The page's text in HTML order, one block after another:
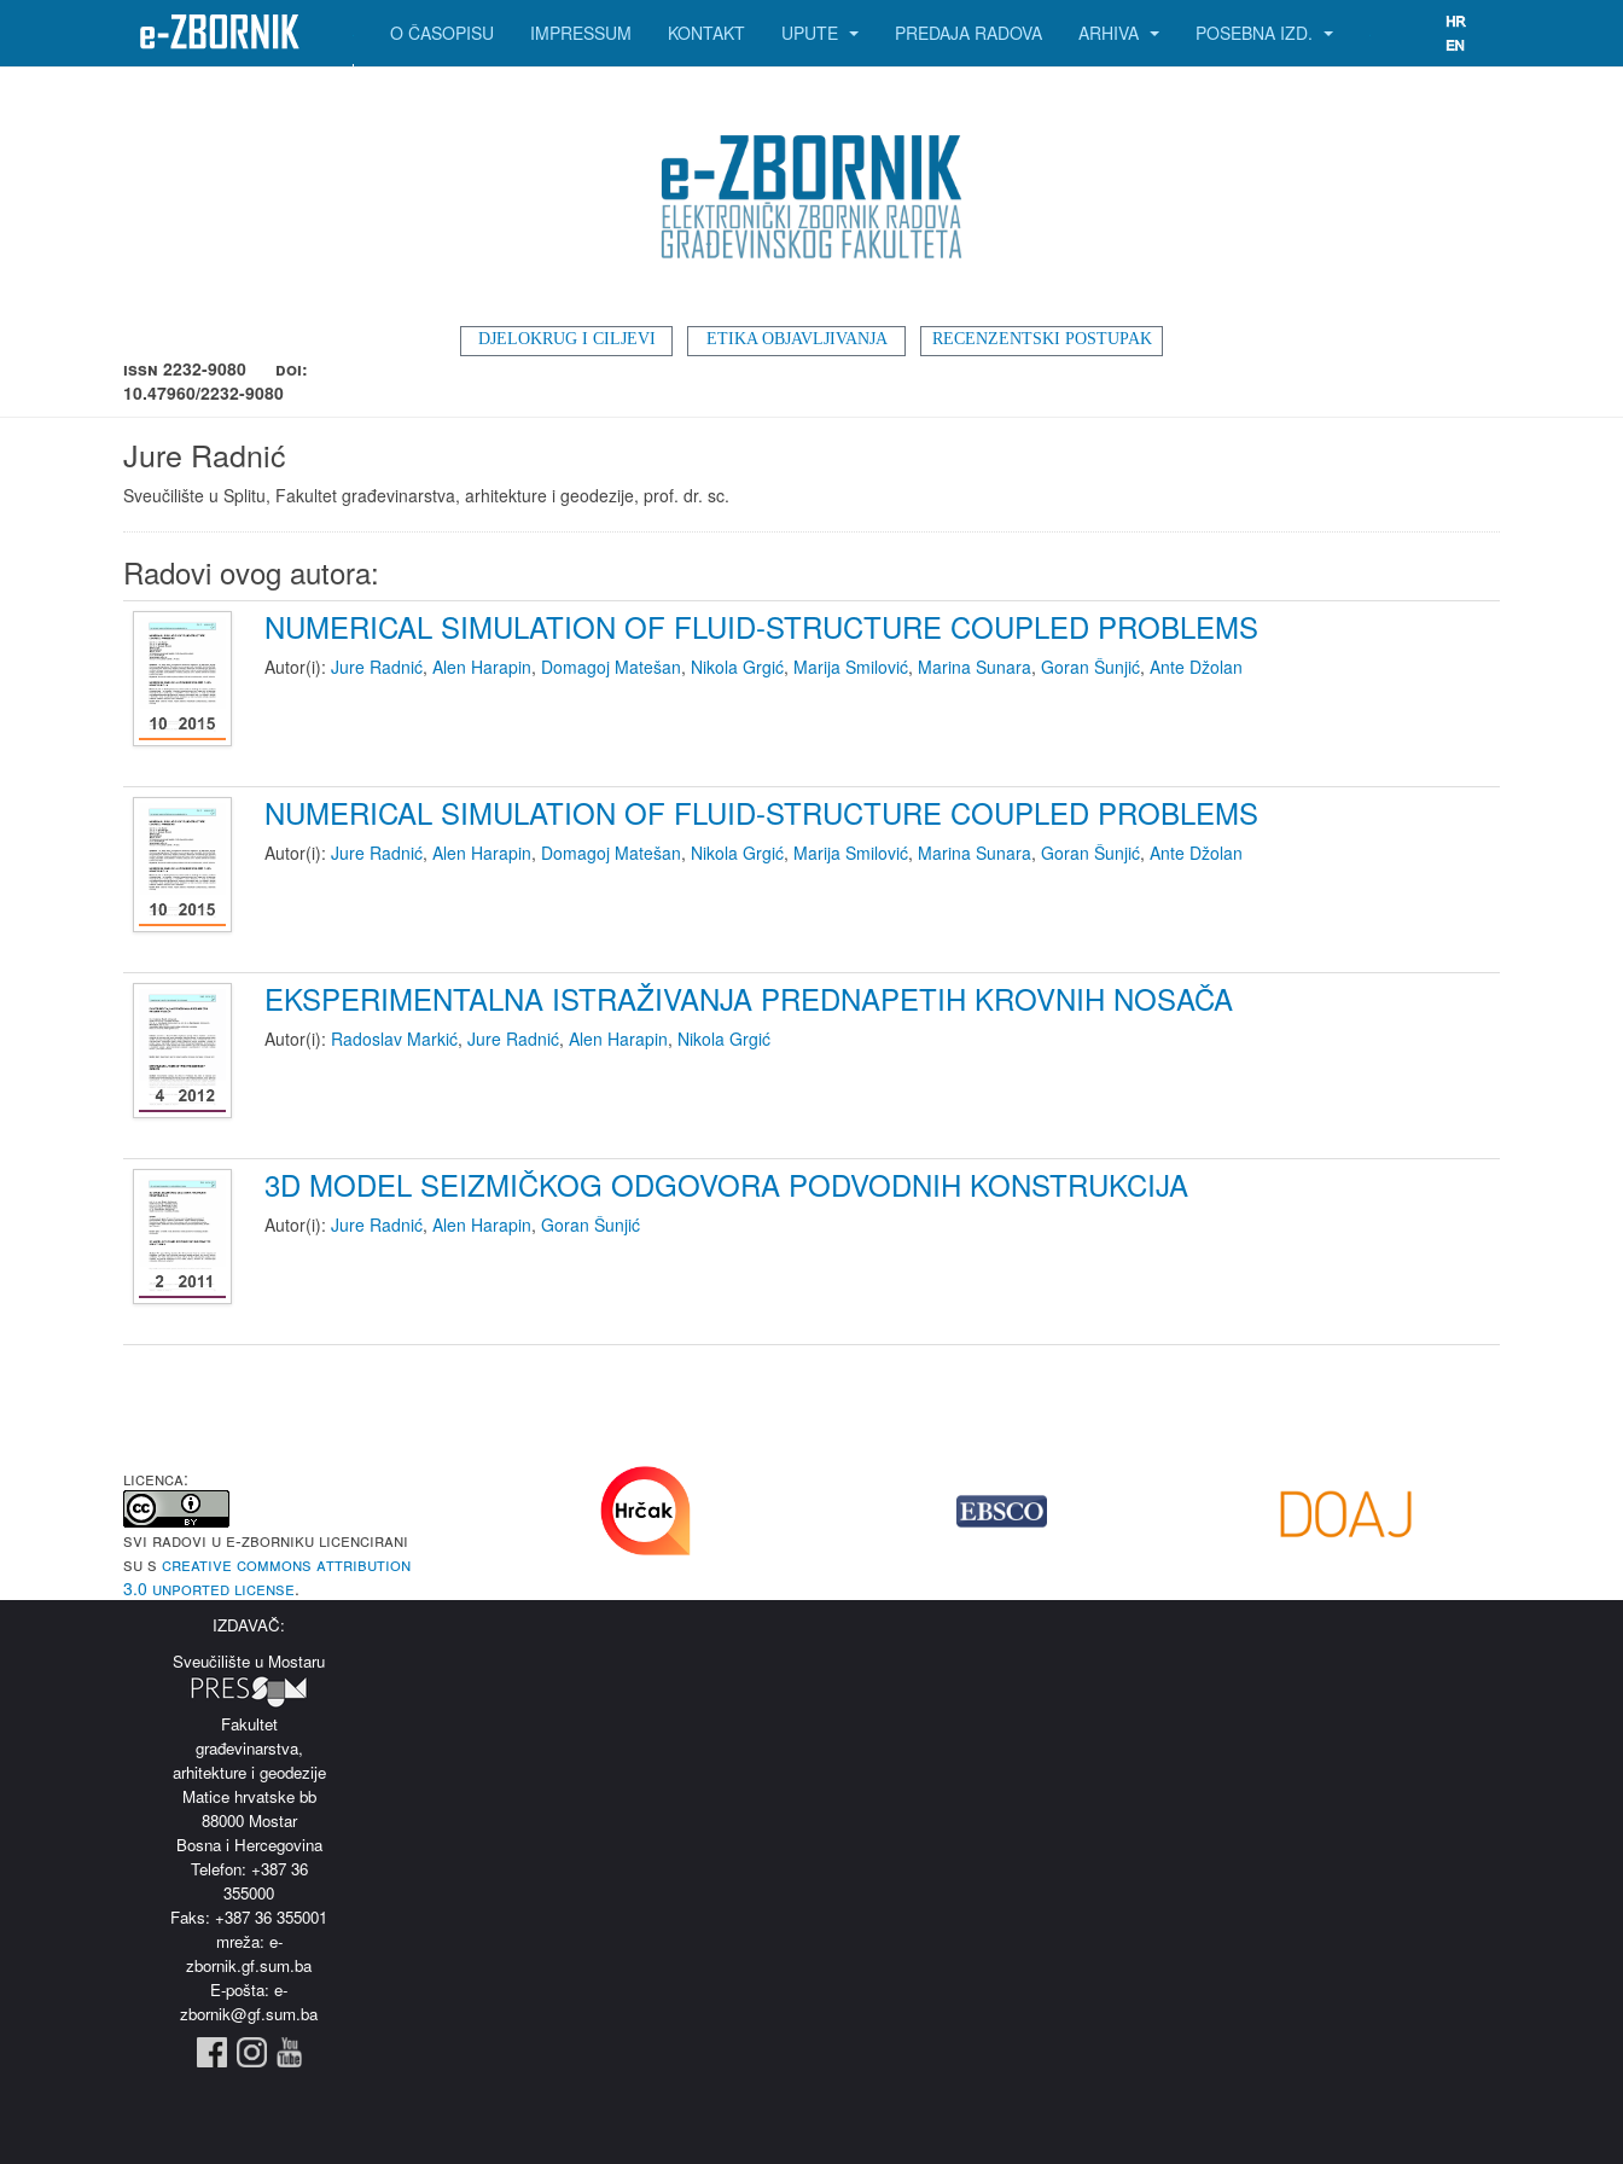
DJELOKRUG I CILJEVI ETIKA OBJAVLJIVANJA RECENZENTSKI POSTUPAK
O ČASOPISU IMPRESSUM KONTAKT UPUTE PREDAJA RADOVA ARHIVA POSEBNA IZD.
ISSN 2232-9080 DOI:
10.47960/2232-9080
Jure Radnić
Sveučilište u Splitu, Fakultet građevinarstva, arhitekture i geodezije, prof. dr. sc.
Radovi ovog autora:
NUMERICAL SIMULATION OF FLUID-STRUCTURE COUPLED PROBLEMS
Autor(i): Jure Radnić, Alen Harapin, Domagoj Matešan, Nikola Grgić, Marija Smilović, Marina Sunara, Goran Šunjić, Ante Džolan
NUMERICAL SIMULATION OF FLUID-STRUCTURE COUPLED PROBLEMS
Autor(i): Jure Radnić, Alen Harapin, Domagoj Matešan, Nikola Grgić, Marija Smilović, Marina Sunara, Goran Šunjić, Ante Džolan
EKSPERIMENTALNA ISTRAŽIVANJA PREDNAPETIH KROVNIH NOSAČA
Autor(i): Radoslav Markić, Jure Radnić, Alen Harapin, Nikola Grgić
3D MODEL SEIZMIČKOG ODGOVORA PODVODNIH KONSTRUKCIJA
Autor(i): Jure Radnić, Alen Harapin, Goran Šunjić
LICENCA:
Svi radovi u e-Zborniku licencirani
su s Creative Commons Attribution
3.0 Unported License.
IZDAVAČ:
Sveučilište u Mostaru
Fakultet
građevinarstva,
arhitekture i geodezije
Matice hrvatske bb
88000 Mostar
Bosna i Hercegovina
Telefon: +387 36
355000
Faks: +387 36 355001
mreža: e-
zbornik.gf.sum.ba
E-pošta: e-
zbornik@gf.sum.ba